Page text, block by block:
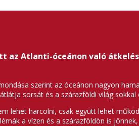
az Atlanti-óceánon való
szerint az óceánon nagyon
sorsát és a szárazföldi világ sokkal
lehet harcolni, csak együtt lehet
a vízen és a szárazföldön is